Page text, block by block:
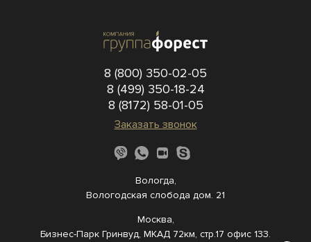
8 (800) 350-02-05
8 (499) 350-18-24
8 (8172) 58-01-05
Заказать звонок
Вологда,
Вологодская слобода дом. 21
Москва,
Бизнес-Парк Гринвуд, МКАД 72км, стр.17 офис 133.